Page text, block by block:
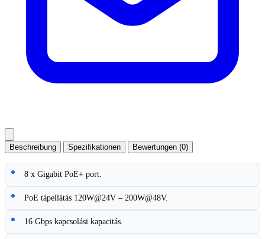
Beschreibung Spezifikationen Bewertungen (0)
8 x Gigabit PoE+ port.
PoE tápellátás 120W@24V – 200W@48V.
16 Gbps kapcsolási kapacitás.